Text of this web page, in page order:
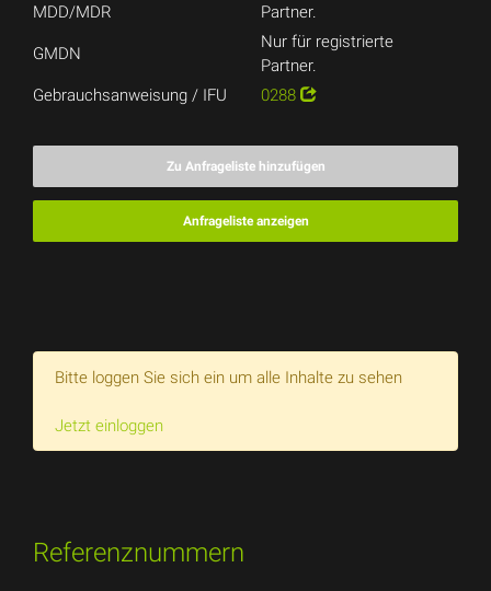
MDD/MDR
Partner.
GMDN
Nur für registrierte
Partner.
Gebrauchsanweisung / IFU
0288
Zu Anfrageliste hinzufügen
Anfrageliste anzeigen
Bitte loggen Sie sich ein um alle Inhalte zu sehen
Jetzt einloggen
Referenznummern